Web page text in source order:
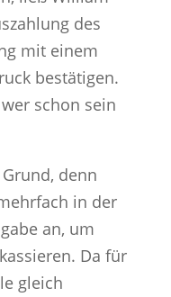
des
mit einem
bestätigen.
schon sein
denn
in der
an, um
Da für
gleich